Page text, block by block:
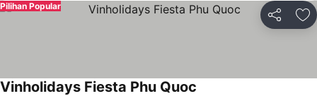
Kongsi
Pilihan Popular
Vinholidays Fiesta Phu Quoc